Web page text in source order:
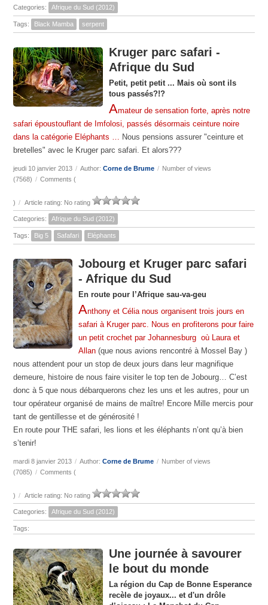
Categories: Afrique du Sud (2012)
Tags: Black Mamba serpent
Kruger parc safari -
Afrique du Sud
Petit, petit petit ... Mais où sont ils
tous passés?!?
Amateur de sensation forte, après notre
safari époustouflant de Imfolosi, passés désormais ceinture noire
dans la catégorie Eléphants … Nous pensions assurer "ceinture et
bretelles" avec le Kruger parc safari. Et alors???
jeudi 10 janvier 2013 / Author:Corne de Brume / Number of views
(7568) / Comments (
) / Article rating: No rating
Categories: Afrique du Sud (2012)
Tags: Big 5 Safafari Eléphants
Jobourg et Kruger parc safari
- Afrique du Sud
En route pour l’Afrique sau-va-geu
Anthony et Célia nous organisent trois jours en
safari à Kruger parc. Nous en profiterons pour faire
un petit crochet parJohannesburg où Laura et
Allan(que nous avions rencontré à Mossel Bay )
nous attendent pour un stop de deux jours dans leur magnifique
demeure, histoire de nous faire visiter le top ten de Jobourg… C’est
donc à 5 que nous débarquerons chez les uns et les autres, pour un
tour opérateur organisé de mains de maître! Encore Mille mercis pour
tant de gentillesse et de générosité !
En route pour THE safari, les lions et les éléphants n’ont qu’à bien
s’tenir!
mardi 8 janvier 2013 / Author:Corne de Brume / Number of views
(7085) / Comments (
) / Article rating: No rating
Categories: Afrique du Sud (2012)
Tags:
Une journée à savourer
le bout du monde
La région du Cap de Bonne Esperance
recèle de joyaux... et d'un drôle